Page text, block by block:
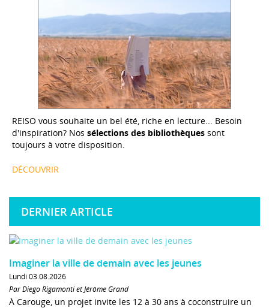
REISO vous souhaite un bel été, riche en lecture... Besoin
d'inspiration? Nos sélections des bibliothèques sont
toujours à votre disposition.
DÉCOUVRIR
DERNIER ARTICLE
Imaginer la ville de demain avec les jeunes
Lundi 03.08.2026
Par Diego Rigamonti et Jérôme Grand
À Carouge, un projet invite les 12 à 30 ans à coconstruire un